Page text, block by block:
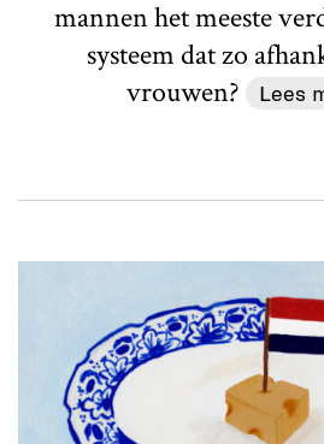
mannen het meeste
systeem dat zo
vrouwen?
Lees